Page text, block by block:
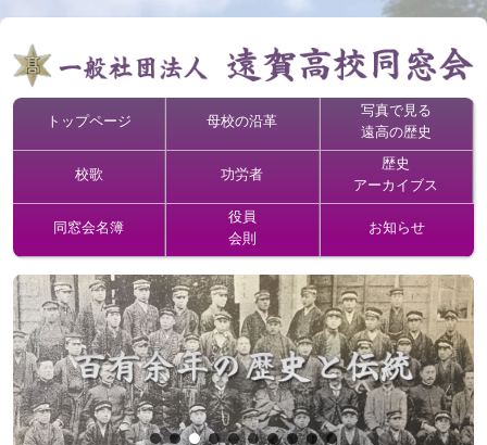
トップページ 母校の沿革
写真で見る
遠高の歴史
校歌 功労者
歴史
アーカイブス
同窓会名簿
役員
会則
お知らせ